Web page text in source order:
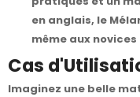
en anglais, le
même aux novices
Cas
Imaginez une belle